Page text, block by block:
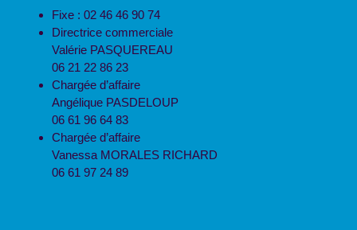
Fixe : 02 46 46 90 74
Directrice commerciale
Valérie PASQUEREAU
06 21 22 86 23
Chargée d’affaire
Angélique PASDELOUP
06 61 96 64 83
Chargée d’affaire
Vanessa MORALES RICHARD
06 61 97 24 89